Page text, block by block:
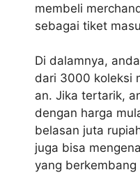
membeli
sebagai tiket
Di dalamnya,
dari 3000 koleksi
an. Jika tertarik,
dengan harga
belasan juta
juga bisa
yang berkembang